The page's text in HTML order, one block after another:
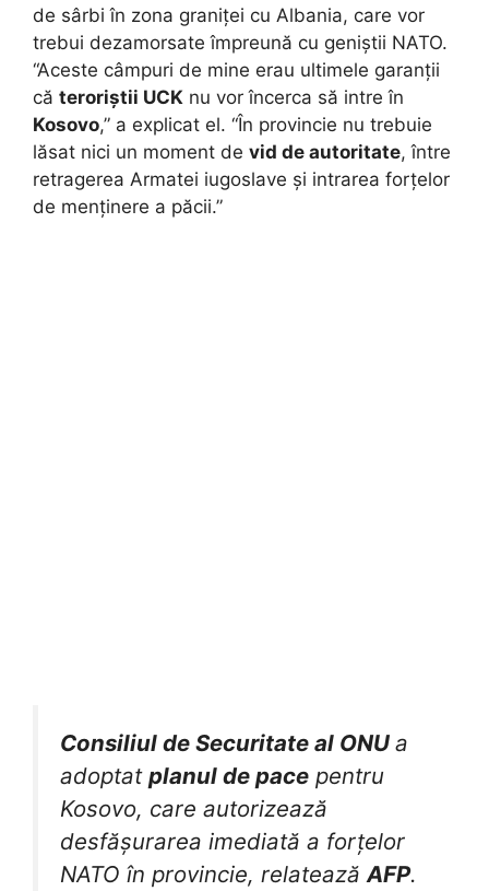
de sârbi în zona graniței cu Albania, care vor
trebui dezamorsate împreună cu geniștii NATO.
“Aceste câmpuri de mine erau ultimele garanții
că teroriștii UCK nu vor încerca să intre în
Kosovo,” a explicat el. “În provincie nu trebuie
lăsat nici un moment de vid de autoritate, între
retragerea Armatei iugoslave și intrarea forțelor
de menținere a păcii.”
Consiliul de Securitate al ONU a
adoptat planul de pace pentru
Kosovo, care autorizează
desfășurarea imediată a forțelor
NATO în provincie, relatează AFP.